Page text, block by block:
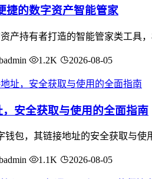
捷的数字资产智能管家
产持有者打造的智能管家类工具
1.2K 2026-08-05
安全获取与使用的全面指南
钱包，其链接地址的安全获取与
1.1K 2026-08-05